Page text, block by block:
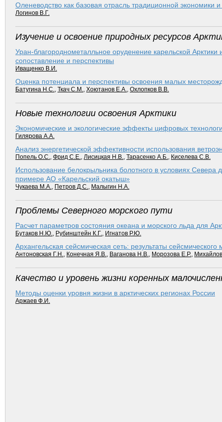
Оленеводство как базовая отрасль традиционной экономики
Логинов В.Г.
Изучение и освоение природных ресурсов
Уран-благороднометалльное оруденение карельской
сопоставление и перспективы
Иващенко В.И.
Оценка потенциала и перспективы освоения малых
Батугина Н.С., Ткач С.М., Хоютанов Е.А., Охлопков В.В.
Новые технологии освоения Арктики
Экономические и экологические эффекты цифровых
Гилярова А.А.
Анализ энергетической эффективности использования
Попель О.С., Фрид С.Е., Лисицкая Н.В., Тарасенко А.Б., Киселева С.В.
Использование белокрыльника болотного в условиях
примере АО «Карельский окатыш»
Чукаева М.А., Петров Д.С., Малыгин Н.А.
Проблемы Северного морского пути
Расчет параметров состояния океана и морского льда для
Бутаков Н.Ю., Рубинштейн К.Г., Игнатов Р.Ю.
Архангельская сейсмическая сеть: результаты
Антоновская Г.Н., Конечная Я.В., Ваганова Н.В., Морозова Е.Р.,
Качество и уровень жизни коренных
Методы оценки уровня жизни в арк­тических регионах России
Аржаев Ф.И.